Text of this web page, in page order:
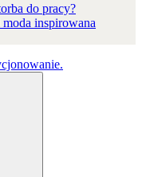
do pracy?
inspirowana